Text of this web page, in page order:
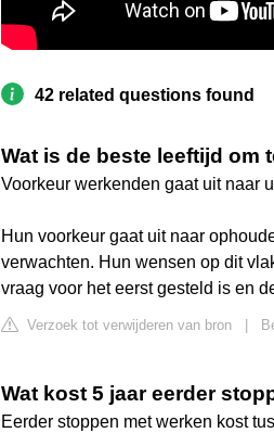
42 related questions found
Wat is de beste leeftijd om
Voorkeur werkenden gaat uit naar
Hun voorkeur gaat uit naar
verwachten. Hun wensen op dit
vraag voor het eerst gesteld is en
Verzoek tot verwijderen van bron
Wat kost 5 jaar eerder
Eerder stoppen met werken kost